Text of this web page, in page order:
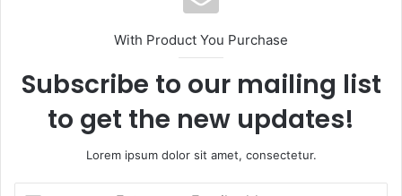
With Product You Purchase
Subscribe to our mailing list
to get the new updates!
Lorem ipsum dolor sit amet, consectetur.